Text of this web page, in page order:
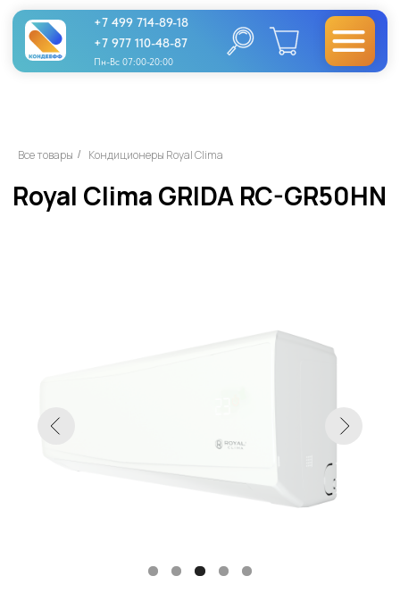
+7 499 714-89-18
+7 977 110-48-87
Пн-Вс 07:00-20:00
Все товары / Кондиционеры Royal Clima